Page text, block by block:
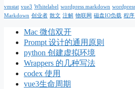
vmstat vue3 Whitelabel wordpress markdown
Markdown 创业者 散文 注解 物联网 磁盘IO负载 程序
Mac 微信双开
Prompt 设计的通用原则
python 创建虚拟环境
Wrappers 的几种写法
codex 使用
vue3生命周期